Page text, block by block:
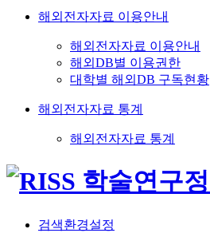
해외전자자료 이용안내
해외전자자료 이용안내
해외DB별 이용권한
대학별 해외DB 구독현황
해외전자자료 통계
해외전자자료 통계
검색환경설정